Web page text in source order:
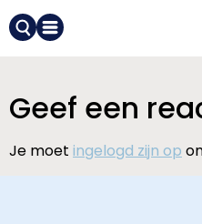
Geef een
Je moet ingelogd zijn op